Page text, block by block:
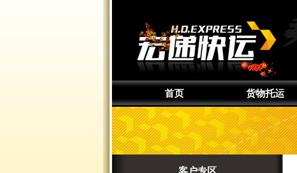
首页 货物托运
通知取件
准备货物
上门取件
客户专区